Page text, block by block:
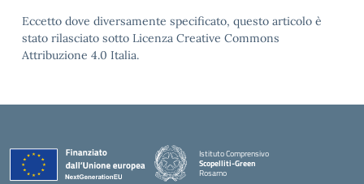
Eccetto dove diversamente specificato, questo articolo è
stato rilasciato sotto Licenza Creative Commons
Attribuzione 4.0 Italia.
Istituto Comprensivo
Scopelliti-Green
Rosarno